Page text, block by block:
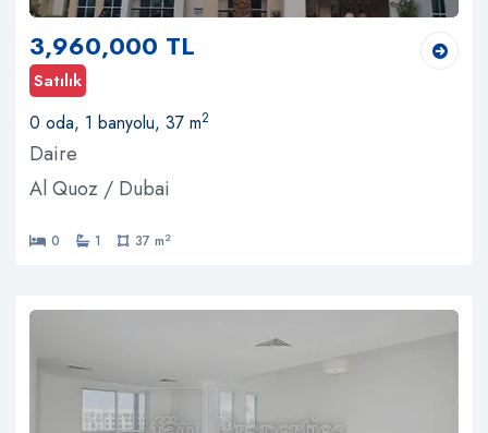
3,960,000 TL
Satılık
0 oda, 1 banyolu, 37 m2
Daire
Al Quoz / Dubai
0 1 37 m2